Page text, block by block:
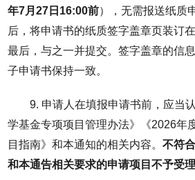
年7月27 日 16:00前），无需报送纸质
后，将申请书的纸质签字盖章页装订
最后，与之一并提交。签字盖章的信
子申请书保持一致。
9. 申请人在填报申请书前，应当
学基金专项项目管理办法》《2026年
目指南》和本通知的相关内容。不符
和本通告相关要求的申请项目不予受理